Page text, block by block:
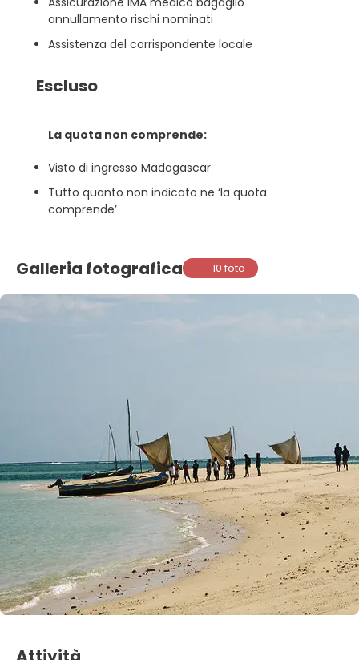
annullamento rischi nominati
Assistenza del corrispondente locale
Escluso
La quota non comprende:
Visto di ingresso Madagascar
Tutto quanto non indicato ne ‘la quota
comprende’
Galleria fotografica 10 foto